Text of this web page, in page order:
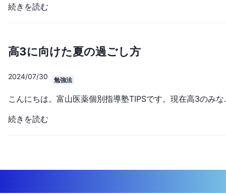
続きを読む
高3に向けた夏の過ごし方
2024/07/30 勉強法
こんにちは。富山医薬個別指導塾TIPSです。現在高3のみなさんはそろそろ志望校も絞られてきて、その志望校に向けて勉学にいそしんでいると思います。そんなみなさんに、これからの話が高3の夏の過ごし方の決めるささやかなお手伝いとなれば幸いです。まず初めに、みなさんは志望校が定まっていますでしょうか。高3の夏は志望校に向けての勉強を始めていかなくてはいけない段階であ
続きを読む